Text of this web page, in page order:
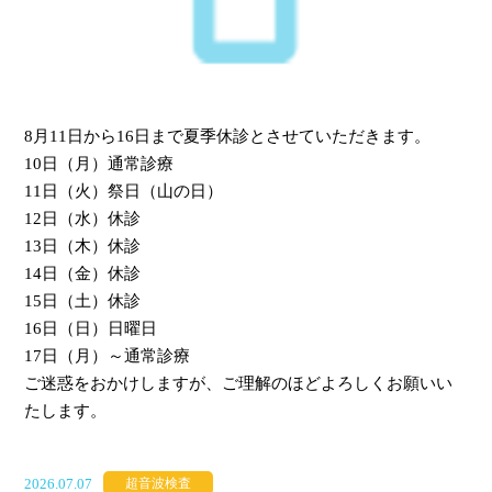
8月11日から16日まで夏季休診とさせていただきます。
10日（月）通常診療
11日（火）祭日（山の日）
12日（水）休診
13日（木）休診
14日（金）休診
15日（土）休診
16日（日）日曜日
17日（月）～通常診療
ご迷惑をおかけしますが、ご理解のほどよろしくお願いい
たします。
2026.07.07 超音波検査